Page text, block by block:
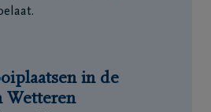
in de
Wetteren